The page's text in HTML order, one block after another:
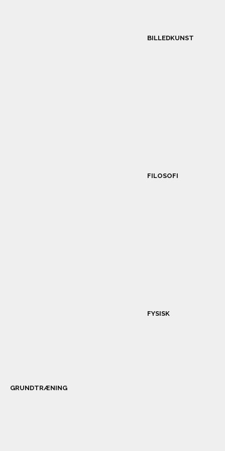
BILLEDKUNST
FILOSOFI
FYSISK
GRUNDTRÆNING